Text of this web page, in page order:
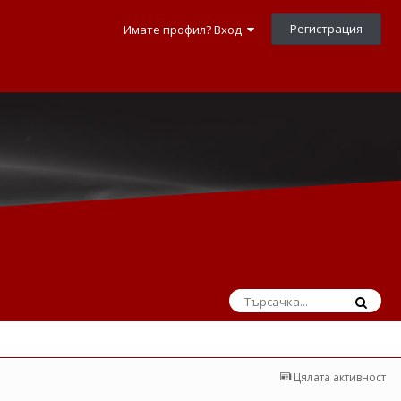
Имате профил? Вход Регистрация
Цялата активност